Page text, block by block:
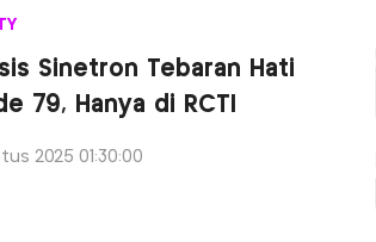
Sinetron Tebaran Hati
79, Hanya di RCTI
2025 01:30:00